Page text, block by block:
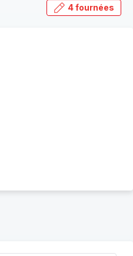
4 fournées